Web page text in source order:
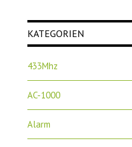
KATEGORIEN
433Mhz
AC-1000
Alarm